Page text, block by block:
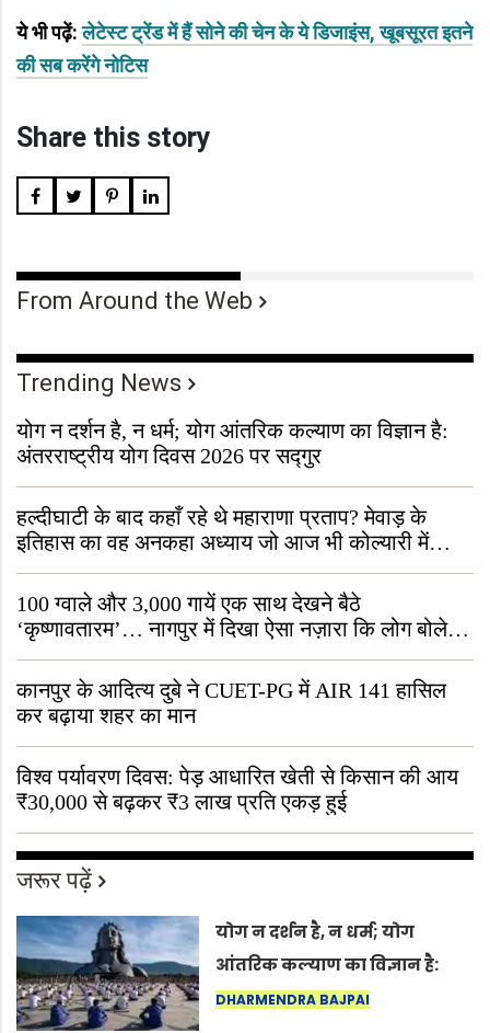
ये भी पढ़ें: लेटेस्ट ट्रेंड में हैं सोने की चेन के ये डिजाइंस, खूबसूरत इतने
की सब करेंगे नोटिस
Share this story
From Around the Web
Trending News
योग न दर्शन है, न धर्म; योग आंतरिक कल्याण का विज्ञान है:
अंतरराष्ट्रीय योग दिवस 2026 पर सद्गुर
हल्दीघाटी के बाद कहाँ रहे थे महाराणा प्रताप? मेवाड़ के
इतिहास का वह अनकहा अध्याय जो आज भी कोल्यारी में
जीवित है
100 ग्वाले और 3,000 गायें एक साथ देखने बैठे
‘कृष्णावतारम’… नागपुर में दिखा ऐसा नज़ारा कि लोग बोले,
“ऐसा तो सिर्फ़ कृष्ण ही कर सकते हैं”
कानपुर के आदित्य दुबे ने CUET-PG में AIR 141 हासिल
कर बढ़ाया शहर का मान
विश्व पर्यावरण दिवस: पेड़ आधारित खेती से किसान की आय
₹30,000 से बढ़कर ₹3 लाख प्रति एकड़ हुई
जरूर पढ़ें
योग न दर्शन है, न धर्म; योग
आंतरिक कल्याण का विज्ञान है:
अंतरराष्ट्रीय योग दिवस 2026 पर
DHARMENDRA BAJPAI